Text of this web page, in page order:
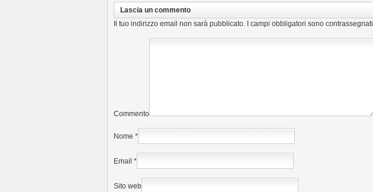
Lascia un commento
Il tuo indirizzo email non sarà pubblicato.
I campi obbligatori sono contrassegnati
Commento
Nome *
Email *
Sito web